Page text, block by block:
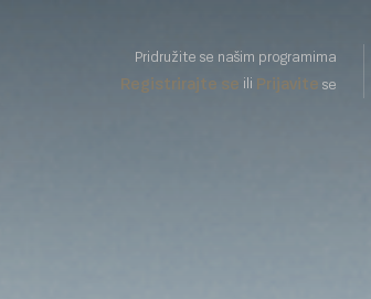
Pridružite se našim programima
Registrirajte se ili Prijavite se